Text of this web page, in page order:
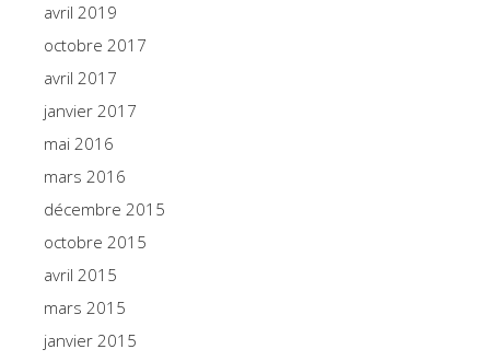
avril 2019
octobre 2017
avril 2017
janvier 2017
mai 2016
mars 2016
décembre 2015
octobre 2015
avril 2015
mars 2015
janvier 2015